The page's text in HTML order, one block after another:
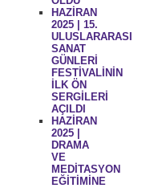
HAZİRAN
2025 | 15.
ULUSLARARASI
SANAT
GÜNLERİ
FESTİVALİNİN
İLK ÖN
SERGİLERİ
AÇILDI
HAZİRAN
2025 |
DRAMA
VE
MEDİTASYON
EĞİTİMİNE